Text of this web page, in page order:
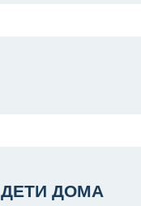
ДЕТИ ДОМА